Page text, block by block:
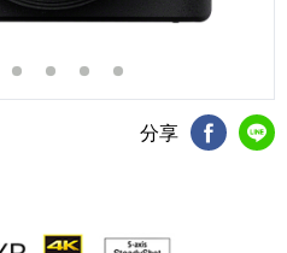
分享
FB分享